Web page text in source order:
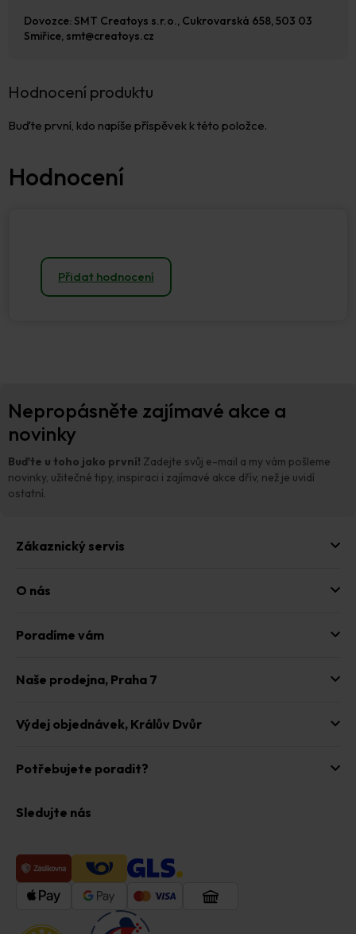
Hodnocení produktu
Buďte první, kdo napíše příspěvek k této položce.
Přidat hodnocení
Dovozce: SMT Creatoys s.r.o., Cukrovarská 658, 503 03
Smiřice, smt@creatoys.cz
Nepropásněte zajímavé akce a
novinky
Buďte u toho jako první! Zadejte svůj e-mail a my vám pošleme
novinky, užitečné tipy, inspiraci i zajímavé akce dřív, než je uvidí
ostatní.
Zákaznický servis
O nás
Poradíme vám
Naše prodejna, Praha 7
Výdej objednávek, Králův Dvůr
Potřebujete poradit?
Sledujte nás